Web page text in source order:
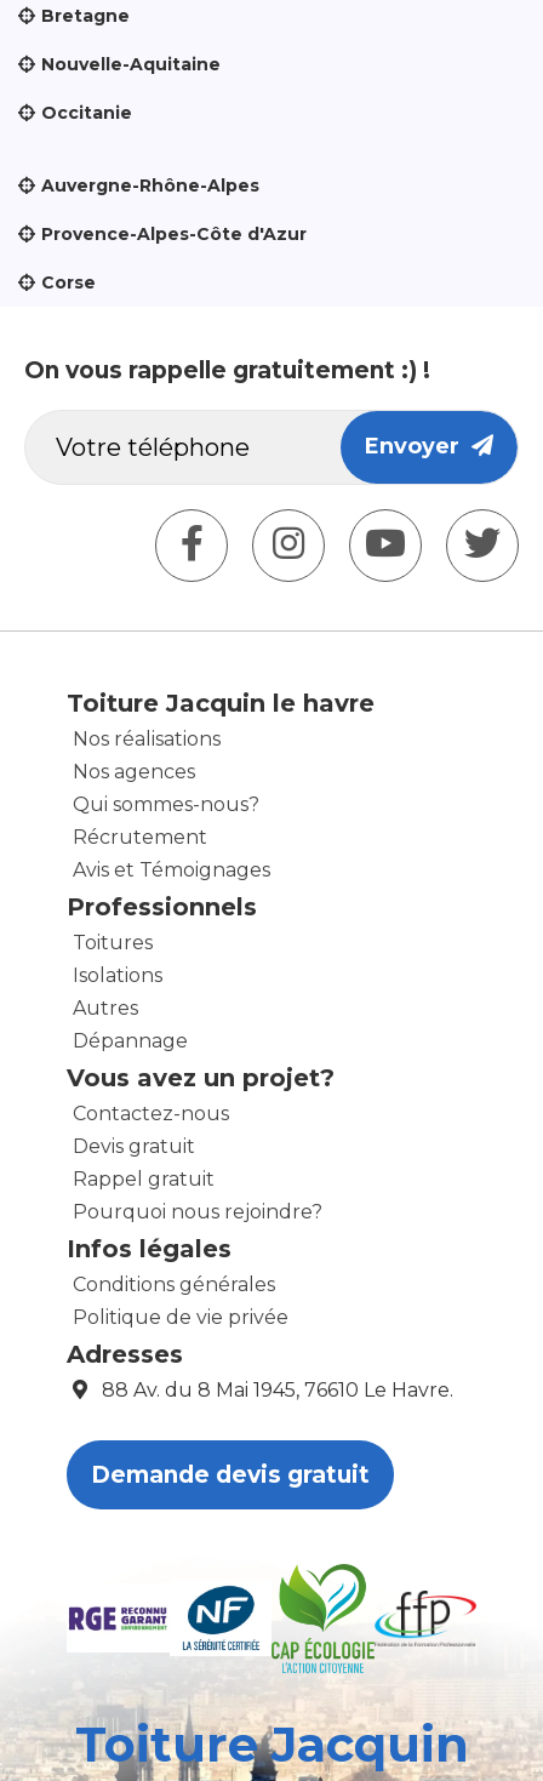
Bretagne
Nouvelle-Aquitaine
Occitanie
Auvergne-Rhône-Alpes
Provence-Alpes-Côte d'Azur
Corse
On vous rappelle gratuitement :) !
Envoyer
Toiture Jacquin le havre
Nos réalisations
Nos agences
Qui sommes-nous?
Récrutement
Avis et Témoignages
Professionnels
Toitures
Isolations
Autres
Dépannage
Vous avez un projet?
Contactez-nous
Devis gratuit
Rappel gratuit
Pourquoi nous rejoindre?
Infos légales
Conditions générales
Politique de vie privée
Adresses
88 Av. du 8 Mai 1945, 76610 Le Havre.
Demande devis gratuit
Toiture Jacquin